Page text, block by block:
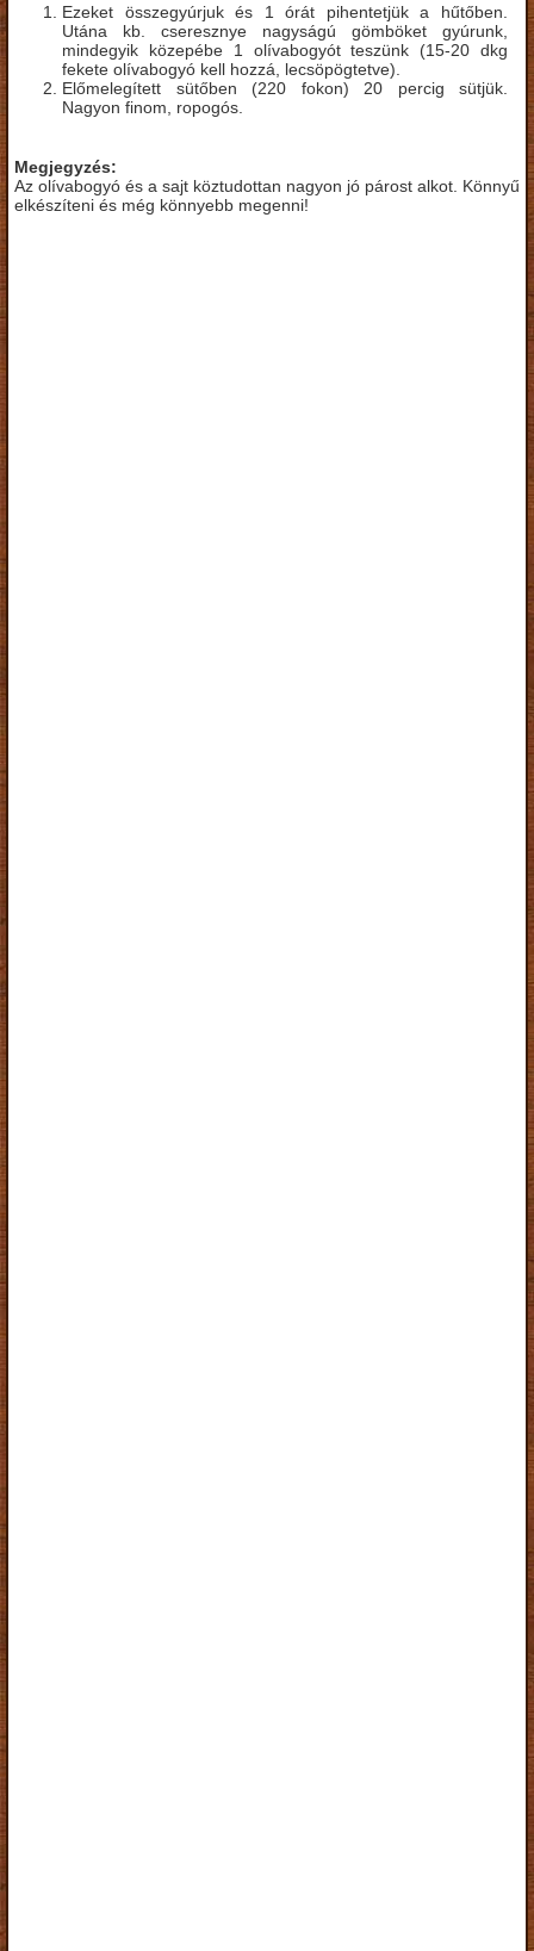
Ezeket összegyúrjuk és 1 órát pihentetjük a hűtőben.
Utána kb. cseresznye nagyságú gömböket gyúrunk,
mindegyik közepébe 1 olívabogyót teszünk (15-20 dkg
fekete olívabogyó kell hozzá, lecsöpögtetve).
Előmelegített sütőben (220 fokon) 20 percig sütjük.
Nagyon finom, ropogós.
Megjegyzés:
Az olívabogyó és a sajt köztudottan nagyon jó párost alkot. Könnyű
elkészíteni és még könnyebb megenni!